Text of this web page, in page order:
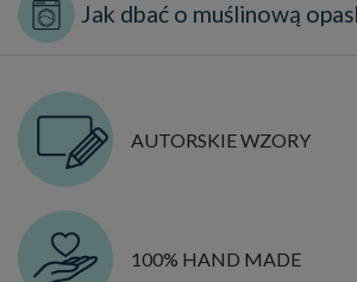
AUTORSKIE WZORY
100% HAND MADE